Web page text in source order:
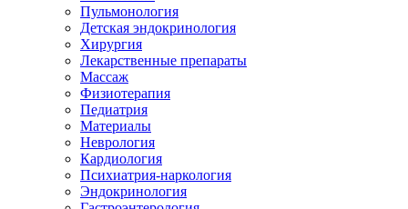
Пульмонология
Детская эндокринология
Хирургия
Лекарственные препараты
Массаж
Физиотерапия
Педиатрия
Материалы
Неврология
Кардиология
Психиатрия-наркология
Эндокринология